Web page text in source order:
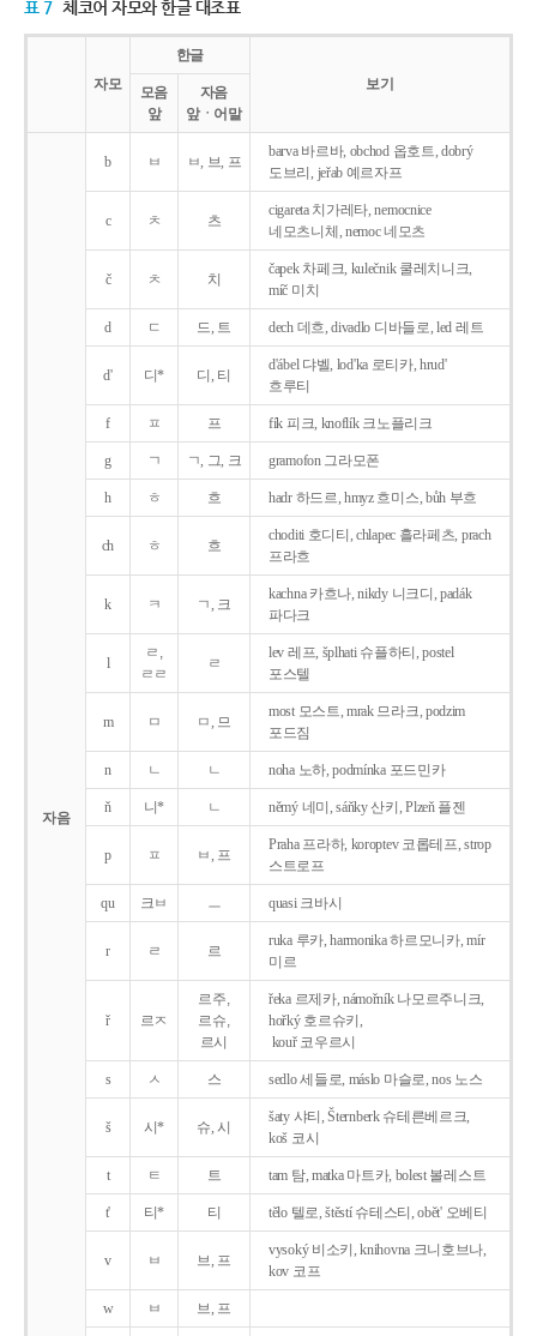
표 7 체코어 자모와 한글 대조표
자모
한글
보기
모음
앞
자음
앞ㆍ어말
자음
b ㅂ ㅂ, 브, 프
barva 바르바, obchod 옵호트, dobrý
도브리, jeřab 예르자프
c ㅊ 츠
cigareta 치가레타, nemocnice
네모츠니체, nemoc 네모츠
č ㅊ 치
čapek 차페크, kulečnik 쿨레치니크,
míč 미치
d ㄷ 드, 트 dech 데흐, divadlo 디바들로, led 레트
d' 디* 디, 티
d'ábel 댜벨, lod'ka 로티카, hrud'
흐루티
f ㅍ 프 fík 피크, knoflík 크노플리크
g ㄱ ㄱ, 그, 크 gramofon 그라모폰
h ㅎ 흐 hadr 하드르, hmyz 흐미스, bůh 부흐
ch ㅎ 흐
choditi 호디티, chlapec 흘라페츠, prach
프라흐
k ㅋ ㄱ, 크
kachna 카흐나, nikdy 니크디, padák
파다크
l
ㄹ,
ㄹㄹ
ㄹ
lev 레프, šplhati 슈플하티, postel
포스텔
m ㅁ ㅁ, 므
most 모스트, mrak 므라크, podzim
포드짐
n ㄴ ㄴ noha 노하, podmínka 포드민카
ň 니* ㄴ němý 네미, sáňky 산키, Plzeň 플젠
p ㅍ ㅂ, 프
Praha 프라하, koroptev 코롭테프, strop
스트로프
qu 크ㅂ ㅡ quasi 크바시
r ㄹ 르
ruka 루카, harmonika 하르모니카, mír
미르
ř 르ㅈ
르주,
르슈,
르시
řeka 르제카, námořník 나모르주니크,
hořký 호르슈키,
kouř 코우르시
s ㅅ 스 sedlo 세들로, máslo 마슬로, nos 노스
š 시* 슈, 시
šaty 샤티, Šternberk 슈테른베르크,
koš 코시
t ㅌ 트 tam 탐, matka 마트카, bolest 볼레스트
t' 티* 티 tělo 텔로, štěstí 슈테스티, obět' 오베티
v ㅂ 브, 프
vysoký 비소키, knihovna 크니호브나,
kov 코프
w ㅂ 브, 프